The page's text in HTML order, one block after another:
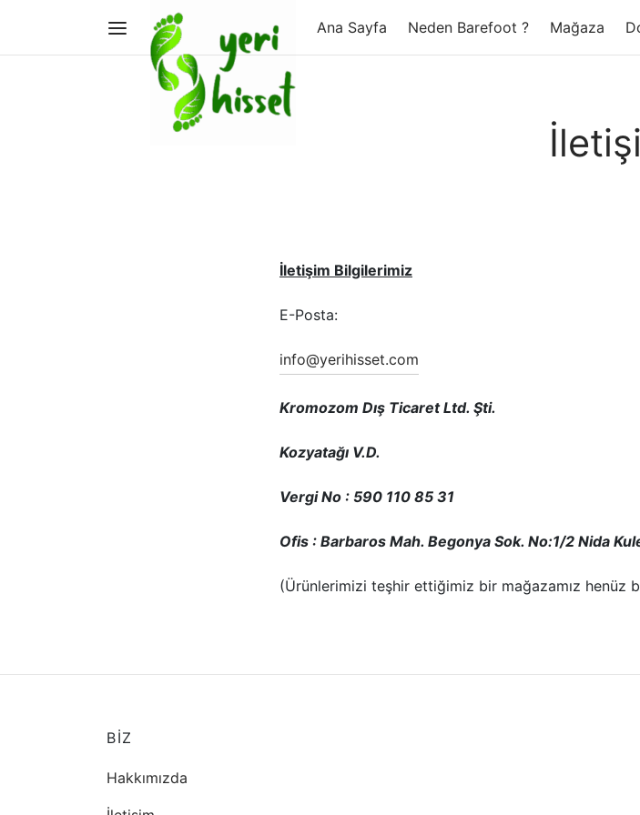
Ana Sayfa Neden Barefoot ? Mağaza
İletişim Bilgilerimiz
E-Posta:
info@yerihisset.com
Kromozom Dış Ticaret Ltd. Şti.
Kozyatağı V.D.
Vergi No : 590 110 85 31
Ofis : Barbaros Mah. Begonya Sok. No:1/2 Nida
(Ürünlerimizi teşhir ettiğimiz bir mağazamız henüz
BİZ
Hakkımızda